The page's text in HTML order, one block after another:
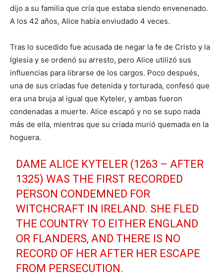
dijo a su familia que cría que estaba siendo envenenado.
A los 42 años, Alice había enviudado 4 veces.
Tras lo sucedido fue acusada de negar la fe de Cristo y la
Iglesia y se ordenó su arresto, pero Alice utilizó sus
influencias para librarse de los cargos. Poco después,
una de sus criadas fue detenida y torturada, confesó que
era una bruja al igual que Kyteler, y ambas fueron
condenadas a muerte. Alice escapó y no se supo nada
más de ella, mientras que su criada murió quemada en la
hoguera.
DAME ALICE KYTELER (1263 – AFTER
1325) WAS THE FIRST RECORDED
PERSON CONDEMNED FOR
WITCHCRAFT IN IRELAND. SHE FLED
THE COUNTRY TO EITHER ENGLAND
OR FLANDERS, AND THERE IS NO
RECORD OF HER AFTER HER ESCAPE
FROM PERSECUTION.